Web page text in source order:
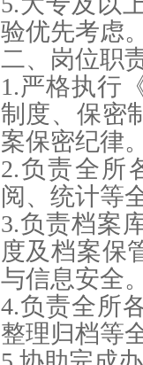
验优先考虑
二、岗位职
1.严格执行
制度、保密
案保密纪律
2.负责全所
阅、统计等
3.负责档案
度及档案保
与信息安全
4.负责全所
整理归档等